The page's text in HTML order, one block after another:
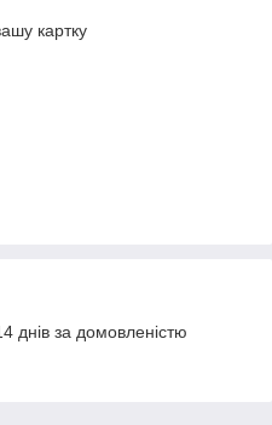
картку
днів за домовленістю